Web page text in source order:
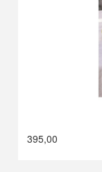
395,00